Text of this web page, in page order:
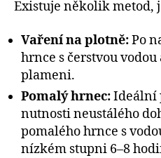
Existuje několik metod,
Vaření na plotně:Po
hrnce s čerstvou
plameni.
Pomalý hrnec:Ideální
nutnosti neustálého
pomalého hrnce s
nízkém stupni 6–8